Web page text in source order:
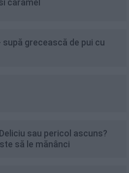
caramel
grecească de pui cu
sau pericol ascuns?
să le mănânci